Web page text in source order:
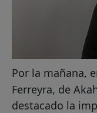
Por la mañana,
Ferreyra, de
destacado la